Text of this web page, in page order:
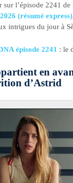
sur l’épisode 2241 de
(résumé express)
intrigues du jour à
épisode 2241 : le
en
d’Astrid